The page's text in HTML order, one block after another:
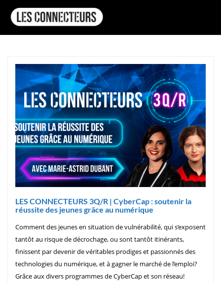
LES CONNECTEURS 3Q/R | CyberCap : soutenir la
réussite des jeunes grâce au numérique
Comment des jeunes en situation de vulnérabilité, qui s’exposent
tantôt au risque de décrochage, ou sont tantôt itinérants,
finissent par devenir de véritables prodiges et passionnés des
technologies du numérique, et à gagner le marché de l’emploi?
Grâce aux divers programmes de CyberCap et son réseau!